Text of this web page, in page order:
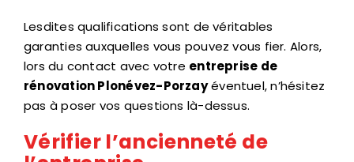
Lesdites qualifications sont de véritables
garanties auxquelles vous pouvez vous fier. Alors,
lors du contact avec votre entreprise de
rénovation Plonévez-Porzayéventuel, n’hésitez
pas à poser vos questions là-dessus.
Vérifier l’ancienneté de